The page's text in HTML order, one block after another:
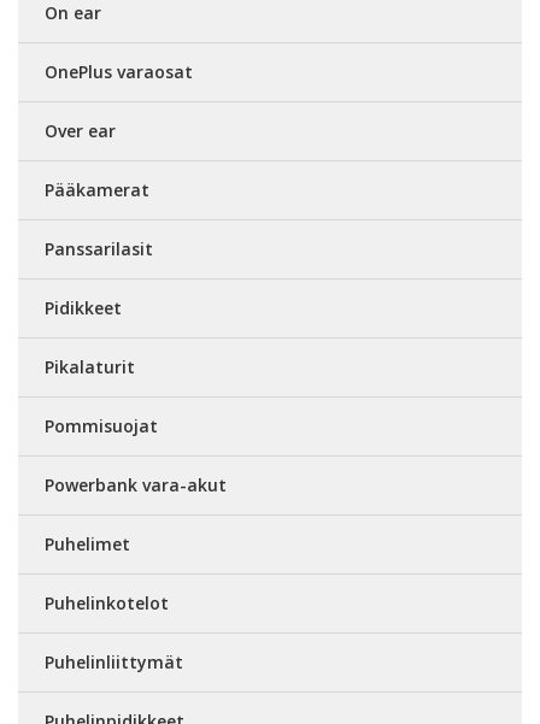
On ear
OnePlus varaosat
Over ear
Pääkamerat
Panssarilasit
Pidikkeet
Pikalaturit
Pommisuojat
Powerbank vara-akut
Puhelimet
Puhelinkotelot
Puhelinliittymät